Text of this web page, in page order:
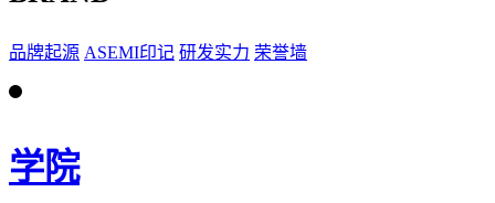
品牌起源 ASEMI印记 研发实力 荣誉墙
学院